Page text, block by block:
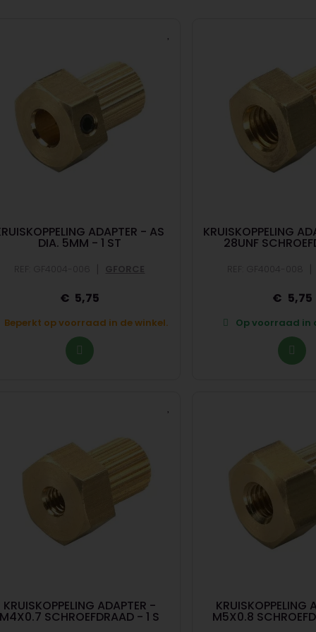
ADAPTER - AS
DIA. 5MM - 1 ST
REF: GF4004-006 | GFORCE
5,75
Beperkt op voorraad in de winkel.
KRUISKOPPELING
28UNF
REF: GF4004-008
|
5,75
Op voorraad in
KRUISKOPPELING ADAPTER -
M4X0.7 SCHROEFDRAAD - 1 S
KRUISKOPPELING
M5X0.8